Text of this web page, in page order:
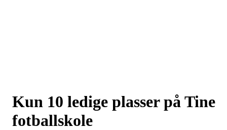
Kun 10 ledige plasser på Tine
fotballskole